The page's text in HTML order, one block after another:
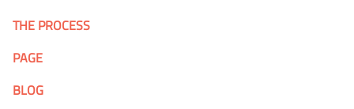
THE PROCESS
PAGE
BLOG